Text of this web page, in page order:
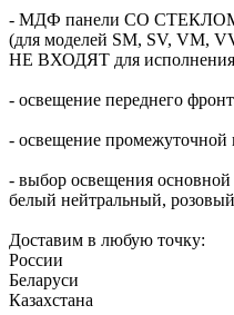
- МДФ панели СО
(для моделей SM, SV, VM,
НЕ ВХОДЯТ для
- освещение переднего
- освещение промежуточной
- выбор освещения
белый нейтральный,
Доставим в любую точку:
России
Беларуси
Казахстана